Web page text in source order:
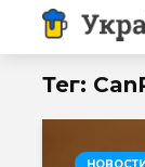
Тег: